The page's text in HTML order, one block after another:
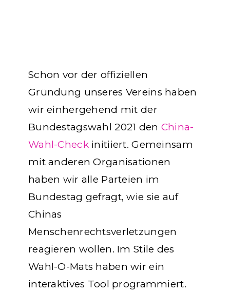
Schon vor der offiziellen
Gründung unseres Vereins haben
wir einhergehend mit der
Bundestagswahl 2021 den China-
Wahl-Checkinitiiert. Gemeinsam
mit anderen Organisationen
haben wir alle Parteien im
Bundestag gefragt, wie sie auf
Chinas
Menschenrechtsverletzungen
reagieren wollen. Im Stile des
Wahl-O-Mats haben wir ein
interaktives Tool programmiert.